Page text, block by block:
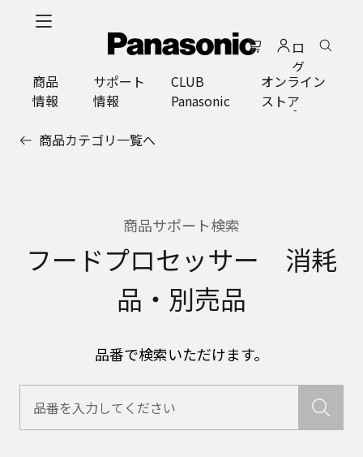
ロ
グ
イ
ン
商品
情報
サポート
情報
CLUB
Panasonic
オンライン
ストア
商品カテゴリ一覧へ
商品サポート検索
フードプロセッサー 消耗
品・別売品
品番で検索いただけます。